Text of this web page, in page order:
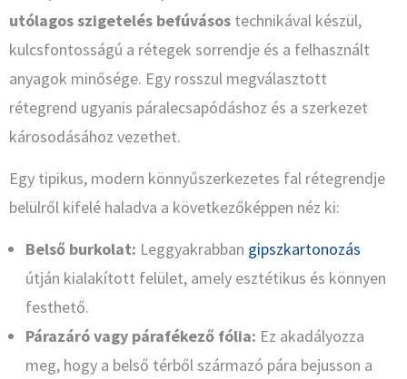
utólagos szigetelés befúvásos technikával készül,
kulcsfontosságú a rétegek sorrendje és a felhasznált
anyagok minősége. Egy rosszul megválasztott
rétegrend ugyanis páralecsapódáshoz és a szerkezet
károsodásához vezethet.
Egy tipikus, modern könnyűszerkezetes fal rétegrendje
belülről kifelé haladva a következőképpen néz ki:
Belső burkolat: Leggyakrabban gipszkartonozás
útján kialakított felület, amely esztétikus és könnyen
festhető.
Párazáró vagy párafékező fólia: Ez akadályozza
meg, hogy a belső térből származó pára bejusson a